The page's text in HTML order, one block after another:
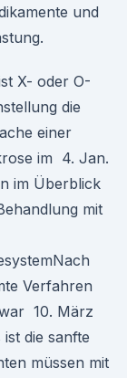
und
X- oder O-
die
einer
im 4. Jan.
im Überblick
mit
Verfahren
10. März
die sanfte
müssen mit